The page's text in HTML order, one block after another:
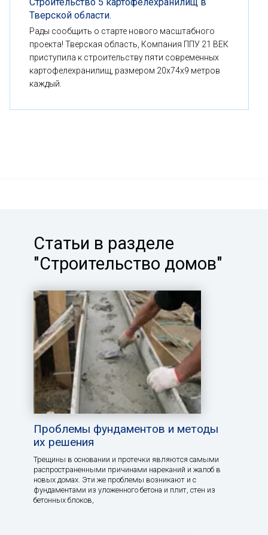
Строительство 5 картофелехранилищ в
Тверской области.
Рады сообщить о старте нового масштабного
проекта! Тверская область, Компания ППУ 21 ВЕК
приступила к строительству пяти современных
картофелехранилищ, размером 20x74x9 метров
каждый.
Статьи в разделе
"Строительство домов"
Проблемы фундаментов и методы
их решения
Трещины в основании и протечки являются самыми
распространенными причинами нареканий и жалоб в
новых домах. Эти же проблемы возникают и с
фундаментами из уложенного бетона и плит, стен из
бетонных блоков,